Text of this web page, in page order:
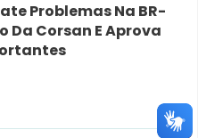
Problemas Na BR-
Da Corsan E Aprova